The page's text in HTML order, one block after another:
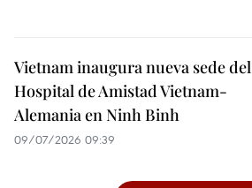
Vietnam inaugura nueva sede del
Hospital de Amistad Vietnam-
Alemania en Ninh Binh
09/07/2026 09:39